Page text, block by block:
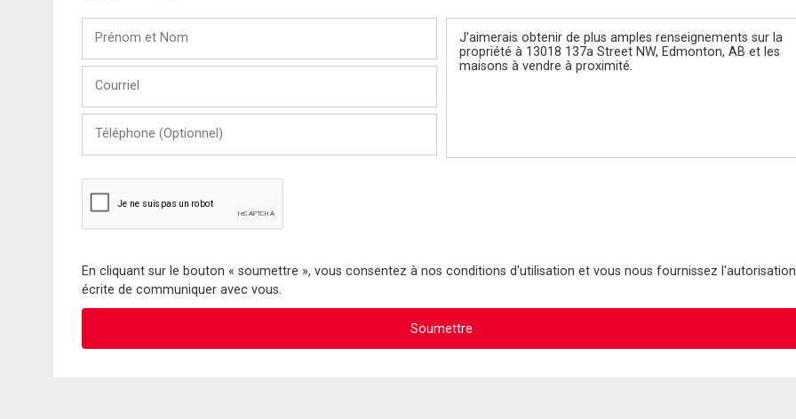
Nom
(Optionnel)
En cliquant sur le bouton « soumettre », vous consentez à nos conditions d'utilisation et vous nous fournissez l'autorisation
écrite de communiquer avec vous.